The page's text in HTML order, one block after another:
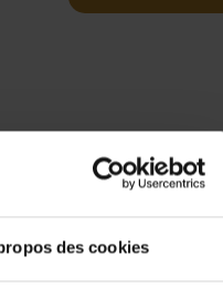
des cookies
€34,99
Ajouter au